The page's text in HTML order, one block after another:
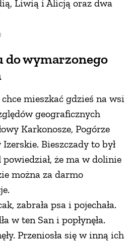
Liwią i Alicją oraz dwa
do wymarzonego
chce mieszkać gdzieś na wsi
geograficznych
Karkonosze, Pogórze
Bieszczady to był
że ma w dolinie
można za darmo
zabrała psa i pojechała.
w ten San i popłynęła.
Przeniosła się w inną ich